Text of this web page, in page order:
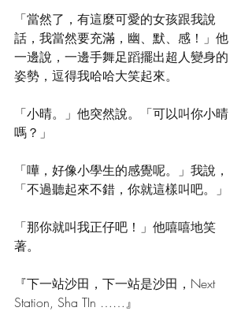
「當然了，有這麼可愛的女孩跟我說
話，我當然要充滿，幽、默、感！」他
一邊說，一邊手舞足蹈擺出超人變身的
姿勢，逗得我哈哈大笑起來。
「小晴。」他突然說。「可以叫你小晴
嗎？」
「嘩，好像小學生的感覺呢。」我說，
「不過聽起來不錯，你就這樣叫吧。」
「那你就叫我正仔吧！」他嘻嘻地笑
著。
『下一站沙田，下一站是沙田，Next
Station, Sha TIn ……』